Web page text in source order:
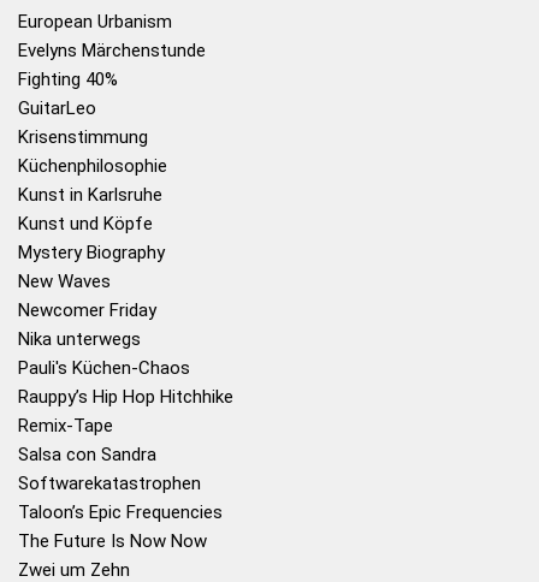
European Urbanism
Evelyns Märchenstunde
Fighting 40%
GuitarLeo
Krisenstimmung
Küchenphilosophie
Kunst in Karlsruhe
Kunst und Köpfe
Mystery Biography
New Waves
Newcomer Friday
Nika unterwegs
Pauli's Küchen-Chaos
Rauppy’s Hip Hop Hitchhike
Remix-Tape
Salsa con Sandra
Softwarekatastrophen
Taloon’s Epic Frequencies
The Future Is Now Now
Zwei um Zehn